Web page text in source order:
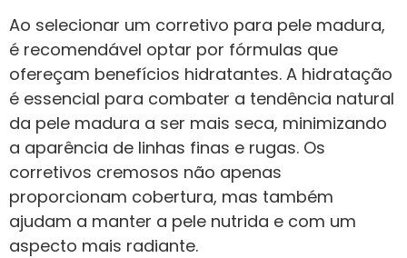
Ao selecionar um corretivo para pele madura,
é recomendável optar por fórmulas que
ofereçam benefícios hidratantes. A hidratação
é essencial para combater a tendência natural
da pele madura a ser mais seca, minimizando
a aparência de linhas finas e rugas. Os
corretivos cremosos não apenas
proporcionam cobertura, mas também
ajudam a manter a pele nutrida e com um
aspecto mais radiante.